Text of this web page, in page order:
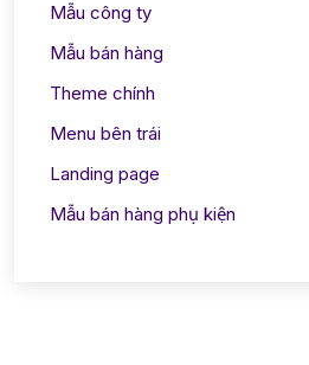
Mẫu công ty
Mẫu bán hàng
Theme chính
Menu bên trái
Landing page
Mẫu bán hàng phụ kiện